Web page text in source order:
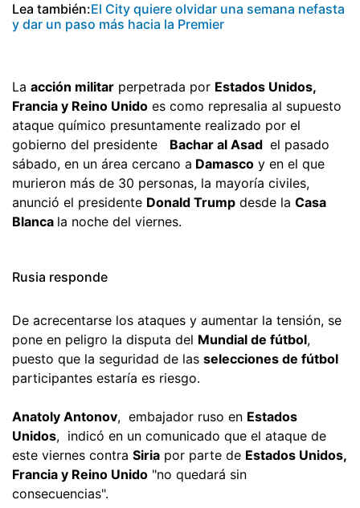
Lea también:El City quiere olvidar una semana nefasta
y dar un paso más hacia la Premier
La acción militar perpetrada por Estados Unidos,
Francia y Reino Unido es como represalia al supuesto
ataque químico presuntamente realizado por el
gobierno del presidente Bachar al Asad el pasado
sábado, en un área cercano a Damasco y en el que
murieron más de 30 personas, la mayoría civiles,
anunció el presidente Donald Trump desde la Casa
Blanca la noche del viernes.
Rusia responde
De acrecentarse los ataques y aumentar la tensión, se
pone en peligro la disputa del Mundial de fútbol,
puesto que la seguridad de las selecciones de fútbol
participantes estaría es riesgo.
Anatoly Antonov, embajador ruso en Estados
Unidos, indicó en un comunicado que el ataque de
este viernes contra Siria por parte de Estados Unidos,
Francia y Reino Unido "no quedará sin
consecuencias".